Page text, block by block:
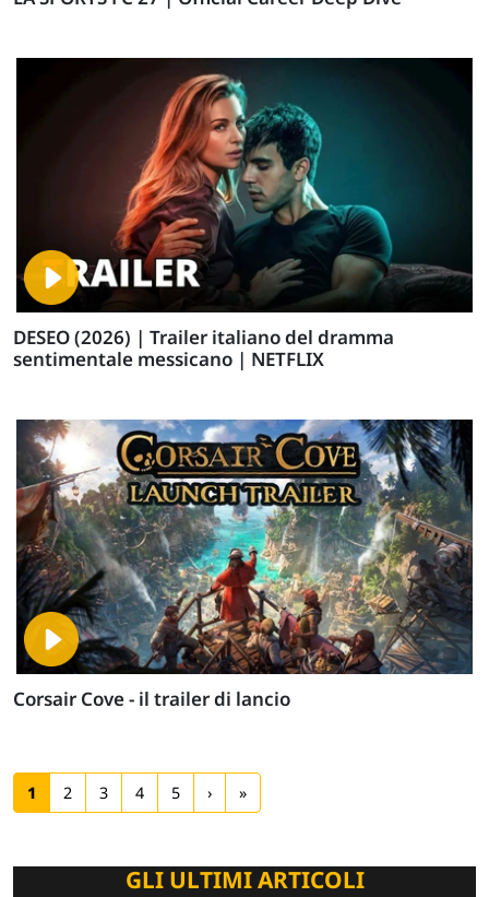
DESEO (2026) | Trailer italiano del dramma
sentimentale messicano | NETFLIX
Corsair Cove - il trailer di lancio
1 2 3 4 5 › »
GLI ULTIMI ARTICOLI